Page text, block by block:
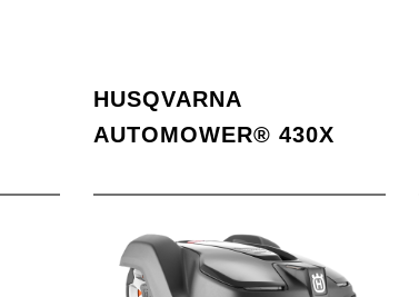
HUSQVARNA
AUTOMOWER® 430X